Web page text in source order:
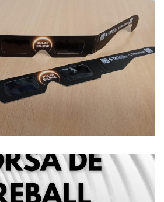
Comarcal Del Baix
Distribuirà Ulleres
Per Observar L'eclipsi
Pròxim 12 D'agost.
Altres ,Turisme
De Sis Places